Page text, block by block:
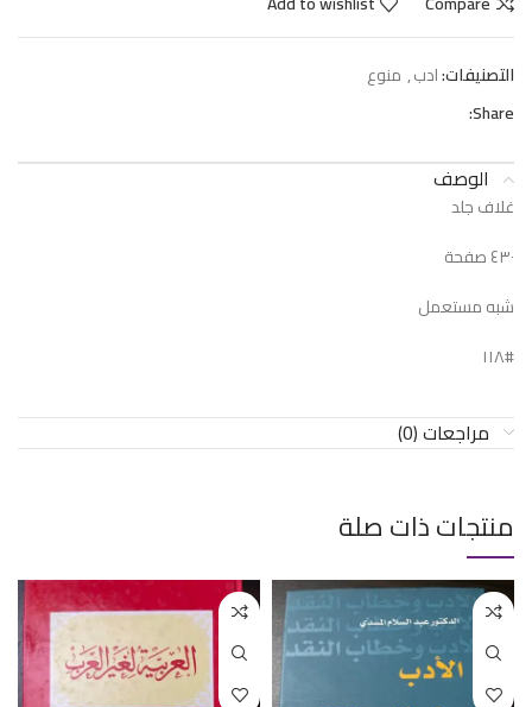
التصنيفات:ادب, منوع
Share:
الوصف
غلاف جلد
٤٣٠ صفحة
شبه مستعمل
#١١٨
مراجعات (0)
منتجات ذات صلة